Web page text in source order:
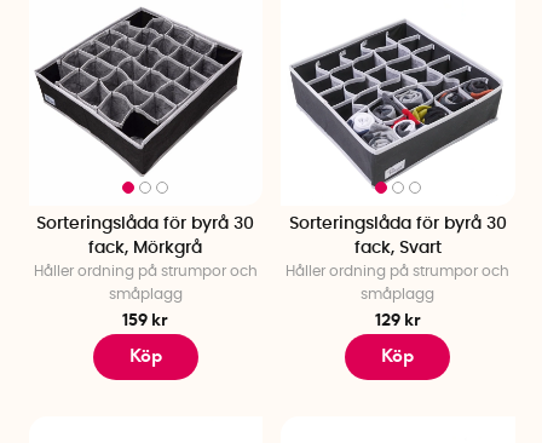
Sorteringslåda för byrå 30
fack, Mörkgrå
Håller ordning på strumpor och
småplagg
159 kr
Köp
Sorteringslåda för byrå 30
fack, Svart
Håller ordning på strumpor och
småplagg
129 kr
Köp